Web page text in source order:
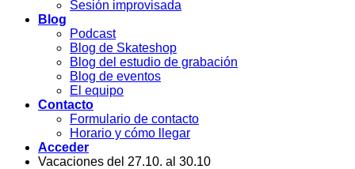
Sesión improvisada
Blog
Podcast
Blog de Skateshop
Blog del estudio de grabación
Blog de eventos
El equipo
Contacto
Formulario de contacto
Horario y cómo llegar
Acceder
Vacaciones del 27.10. al 30.10